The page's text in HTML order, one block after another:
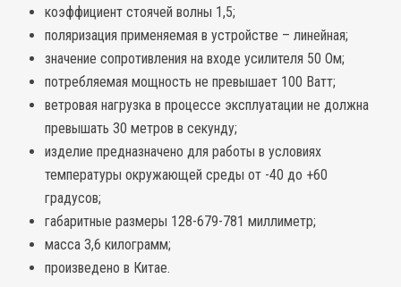
коэффициент стоячей волны 1,5;
поляризация применяемая в устройстве – линейная;
значение сопротивления на входе усилителя 50 Ом;
потребляемая мощность не превышает 100 Ватт;
ветровая нагрузка в процессе эксплуатации не должна
превышать 30 метров в секунду;
изделие предназначено для работы в условиях
температуры окружающей среды от -40 до +60
градусов;
габаритные размеры 128-679-781 миллиметр;
масса 3,6 килограмм;
произведено в Китае.